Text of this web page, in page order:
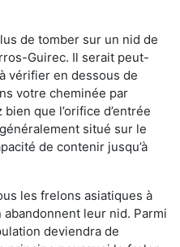
de tomber sur un nid de
Guirec. Il serait peut-
vérifier en dessous de
votre cheminée par
que l’orifice d’entrée
situé sur le
de contenir jusqu’à
les frelons asiatiques à
leur nid. Parmi
deviendra de